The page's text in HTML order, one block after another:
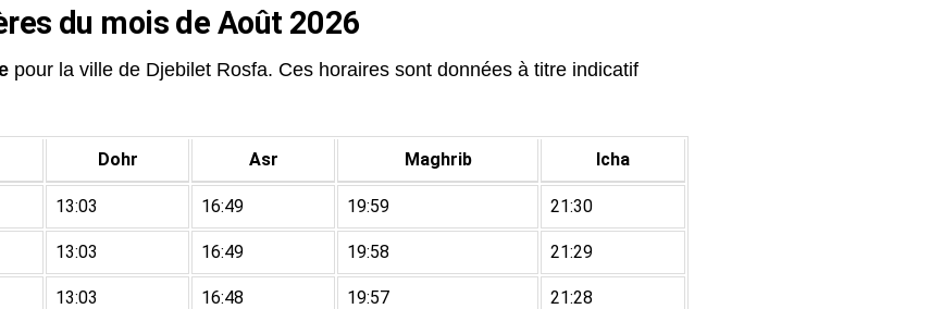
du mois de Août 2026
pour la ville de Djebilet Rosfa. Ces horaires sont données à titre indicatif
Dohr Asr Maghrib Icha
13:03 16:49 19:59 21:30
13:03 16:49 19:58 21:29
13:03 16:48 19:57 21:28